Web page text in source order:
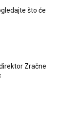
što će
Zračne